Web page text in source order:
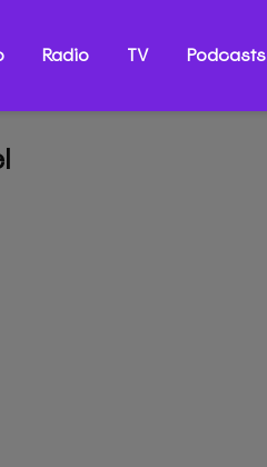
Radio TV Podcasts